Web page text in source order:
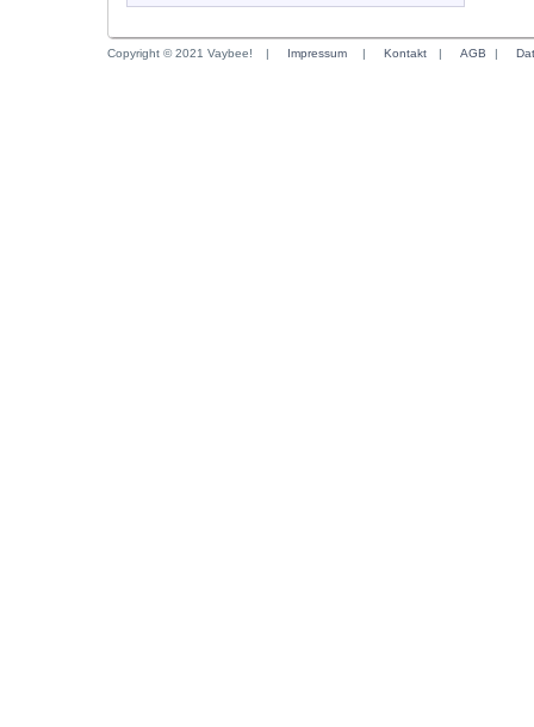
Copyright © 2021 Vaybee! | Impressum | Kontakt | AGB |